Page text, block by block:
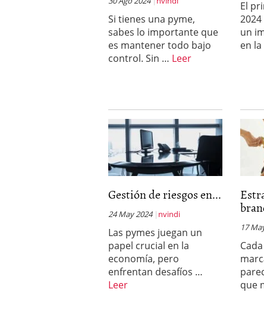
abril 10, 2025
Si tienes una pyme,
sabes lo importante que
es mantener todo bajo
control. Sin … Leer
El
un
en
Gestión de riesgos en...
24 May 2024 nvindi
Las pymes juegan un
papel crucial en la
economía, pero
enfrentan desafíos …
Leer
17
que